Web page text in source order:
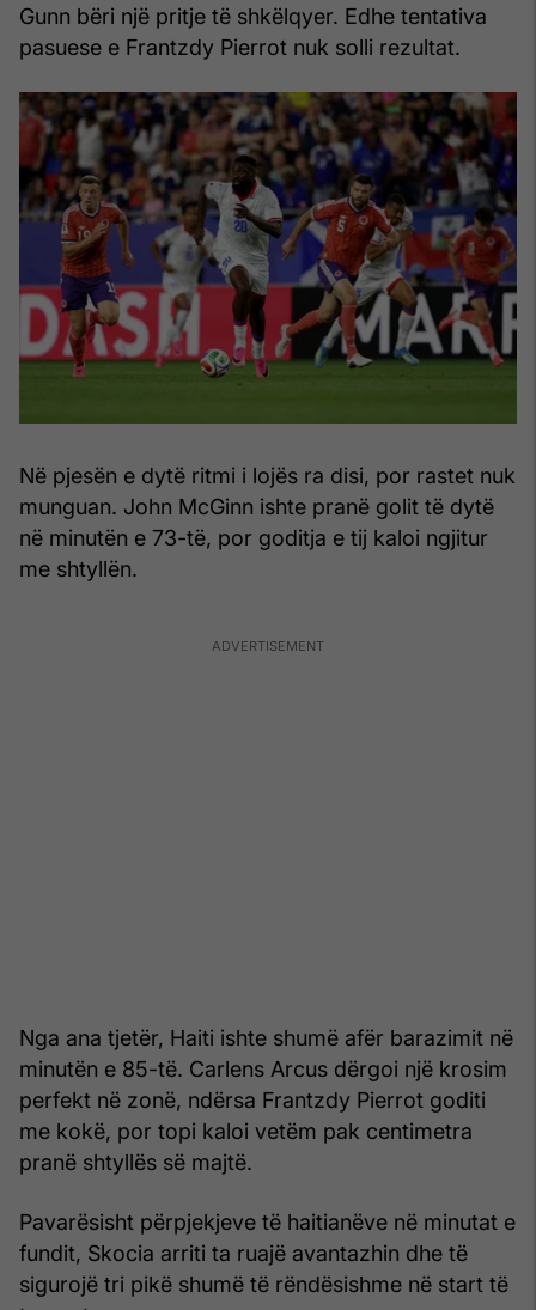
Gunn bëri një pritje të shkëlqyer. Edhe tentativa
pasuese e Frantzdy Pierrot nuk solli rezultat.
Në pjesën e dytë ritmi i lojës ra disi, por rastet nuk
munguan. John McGinn ishte pranë golit të dytë
në minutën e 73-të, por goditja e tij kaloi ngjitur
me shtyllën.
Nga ana tjetër, Haiti ishte shumë afër barazimit në
minutën e 85-të. Carlens Arcus dërgoi një krosim
perfekt në zonë, ndërsa Frantzdy Pierrot goditi
me kokë, por topi kaloi vetëm pak centimetra
pranë shtyllës së majtë.
Pavarësisht përpjekjeve të haitianëve në minutat e
fundit, Skocia arriti ta ruajë avantazhin dhe të
sigurojë tri pikë shumë të rëndësishme në start të